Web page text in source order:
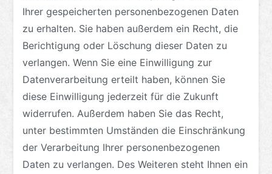
Ihrer gespeicherten personenbezogenen Daten
zu erhalten. Sie haben außerdem ein Recht, die
Berichtigung oder Löschung dieser Daten zu
verlangen. Wenn Sie eine Einwilligung zur
Datenverarbeitung erteilt haben, können Sie
diese Einwilligung jederzeit für die Zukunft
widerrufen. Außerdem haben Sie das Recht,
unter bestimmten Umständen die Einschränkung
der Verarbeitung Ihrer personenbezogenen
Daten zu verlangen. Des Weiteren steht Ihnen ein